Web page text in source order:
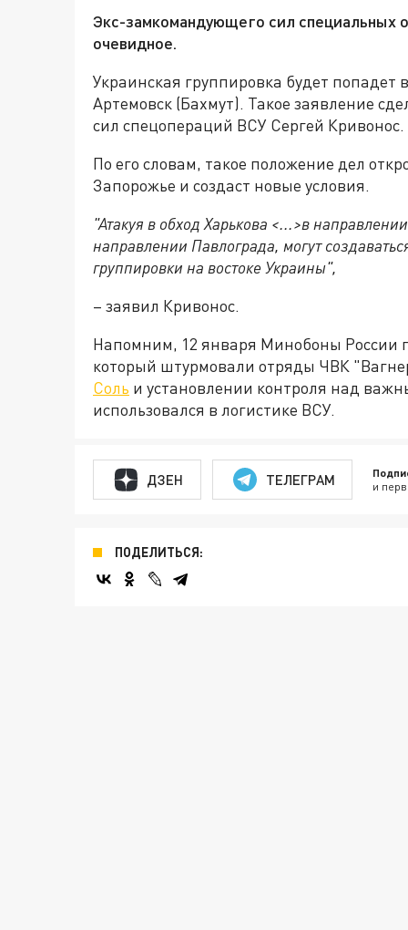
Экс-замкомандующего сил специальных
очевидное.
Украинская группировка будет
Артемовск (Бахмут). Такое заявление
сил спецопераций ВСУ Сергей Кривонос.
По его словам, такое положение дел
Запорожье и создаст новые условия.
"Атакуя в обход Харькова <...>в
направлении Павлограда, могут
группировки на востоке Украины",
– заявил Кривонос.
Напомним, 12 января Минобоны России
который штурмовали отряды ЧВК
Соль и установлении контроля над
использовался в логистике ВСУ.
ДЗЕН ТЕЛЕГРАМ и
ПОДЕЛИТЬСЯ: